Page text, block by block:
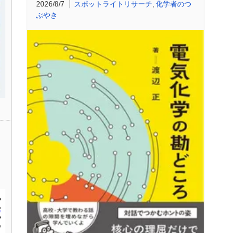
2026/8/7 スポットライトリサーチ 化学者のつ
ぶやき